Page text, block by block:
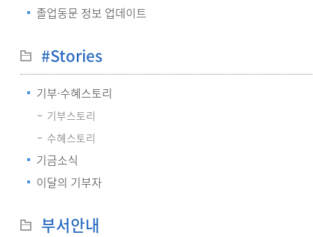
졸업동문 정보 업데이트
#Stories
기부·수혜스토리
기부스토리
수혜스토리
기금소식
이달의 기부자
부서안내